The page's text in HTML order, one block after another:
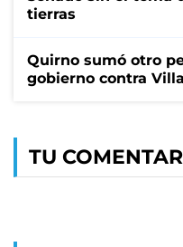
tierras
Quirno sumó otro
gobierno contra
TU